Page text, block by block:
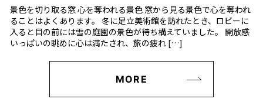
景色を切り取る窓 心を奪われる景色 窓から見る景色で心を奪われ
ることはよくあります。 冬に足立美術館を訪れたとき、ロビーに
入ると目の前には雪の庭園の景色が待ち構えていました。 開放感
いっぱいの眺めに心は満たされ、旅の疲れ […]
MORE